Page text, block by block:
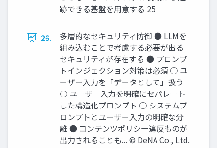
跡できる基盤を用意する 25
26.
多層的なセキュリティ防御 ● LLMを
組み込むことで考慮する必要が出る
セキュリティが存在する ● プロンプ
トインジェクション対策は必須 ○ ユ
ーザー入力を「データとして」扱う
○ ユーザー入力を明確にセパレート
した構造化プロンプト ○ システムプ
ロンプトとユーザー入力の明確な分
離 ● コンテンツポリシー違反ものが
出力されることも... © DeNA Co., Ltd.